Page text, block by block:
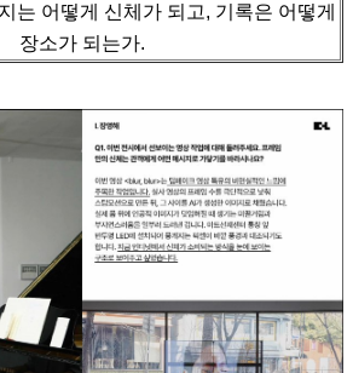
는 어떻게 신체가 되고, 기록은 어떻게
장소가 되는가.